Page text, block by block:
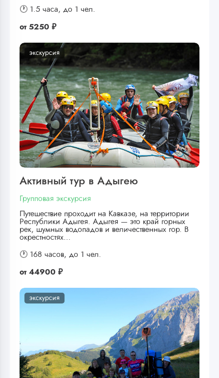
🕐 1.5 часа, до 1 чел.
от 5250 ₽
экскурсия
Активный тур в Адыгею
Групповая экскурсия
Путешествие проходит на Кавказе, на территории
Республики Адыгея. Адыгея — это край горных
рек, шумных водопадов и величественных гор. В
окрестностях…
🕐 168 часов, до 1 чел.
от 44900 ₽
экскурсия